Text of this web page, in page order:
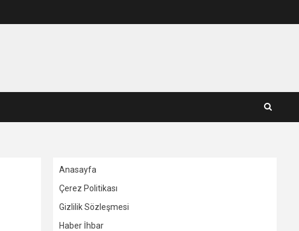
Anasayfa
Çerez Politikası
Gizlilik Sözleşmesi
Haber İhbar